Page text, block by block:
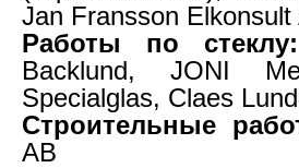
Jan Fransson Elkonsult
Работы по стеклу:
Backlund, JONI
Specialglas, Claes
Строительные
AB